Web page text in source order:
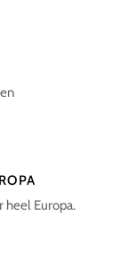
heel Europa.